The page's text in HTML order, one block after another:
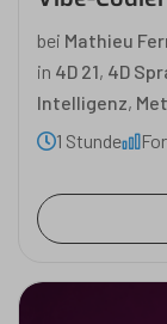
bei Mathieu
in 4D 21, 4D
Intelligenz,
1 Stunde